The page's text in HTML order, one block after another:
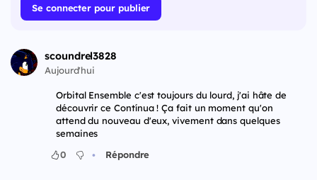
Se connecter pour publier
scoundrel3828
Aujourd'hui
Orbital Ensemble c'est toujours du lourd, j'ai hâte de
découvrir ce Contínua ! Ça fait un moment qu'on
attend du nouveau d'eux, vivement dans quelques
semaines
0
• Répondre